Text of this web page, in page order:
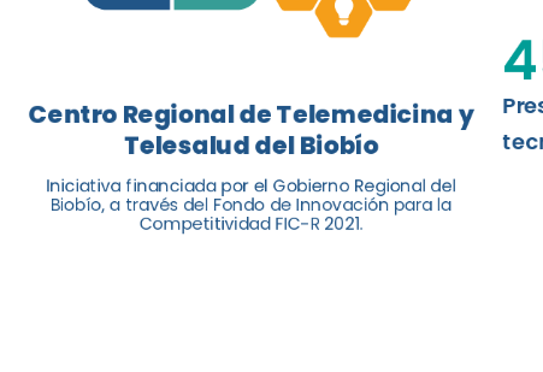
Centro Regional de Telemedicina y
Telesalud del Biobío
Iniciativa financiada por el Gobierno Regional del
Biobío, a través del Fondo de Innovación para la
Competitividad FIC-R 2021.